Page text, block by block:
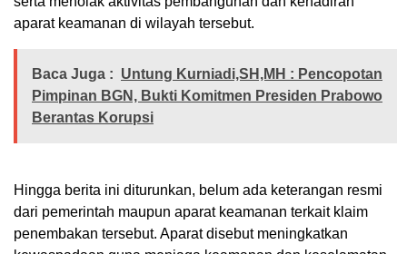
aparat keamanan di wilayah tersebut.
Baca Juga : Untung Kurniadi,SH,MH : Pencopotan
Pimpinan BGN, Bukti Komitmen Presiden Prabowo
Berantas Korupsi
Hingga berita ini diturunkan, belum ada keterangan resmi
dari pemerintah maupun aparat keamanan terkait klaim
penembakan tersebut. Aparat disebut meningkatkan